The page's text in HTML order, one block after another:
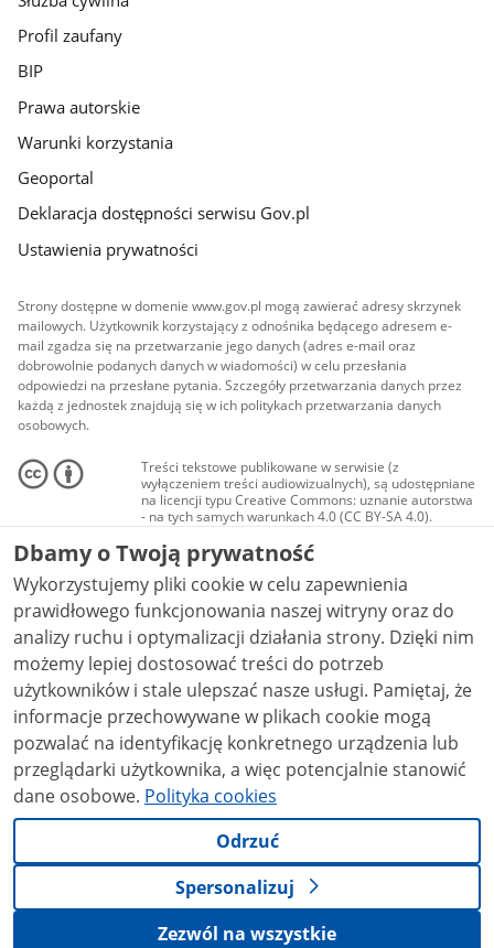
Profil zaufany
BIP
Prawa autorskie
Warunki korzystania
Geoportal
Deklaracja dostępności serwisu Gov.pl
Ustawienia prywatności
Strony dostępne w domenie www.gov.pl mogą zawierać adresy skrzynek
mailowych. Użytkownik korzystający z odnośnika będącego adresem e-
mail zgadza się na przetwarzanie jego danych (adres e-mail oraz
dobrowolnie podanych danych w wiadomości) w celu przesłania
odpowiedzi na przesłane pytania. Szczegóły przetwarzania danych przez
każdą z jednostek znajdują się w ich politykach przetwarzania danych
osobowych.
Treści tekstowe publikowane w serwisie (z
wyłączeniem treści audiowizualnych), są udostępniane
na licencji typu Creative Commons: uznanie autorstwa
- na tych samych warunkach 4.0 (CC BY-SA 4.0).
Materiały audiowizualne, w tym zdjęcia, materiały
audio i wideo, są udostępniane na licencji typu
Creative Commons: uznanie autorstwa użycie
niekomercyjne - bez utworów zależnych 4.0 (CC BY-
NC-ND 4.0), o ile nie jest to stwierdzone inaczej.
Dbamy o Twoją prywatność
Wykorzystujemy pliki cookie w celu zapewnienia
prawidłowego funkcjonowania naszej witryny oraz do
analizy ruchu i optymalizacji działania strony. Dzięki nim
możemy lepiej dostosować treści do potrzeb
użytkowników i stale ulepszać nasze usługi. Pamiętaj, że
informacje przechowywane w plikach cookie mogą
pozwalać na identyfikację konkretnego urządzenia lub
przeglądarki użytkownika, a więc potencjalnie stanowić
dane osobowe. Polityka cookies
Odrzuć
Spersonalizuj
Zezwól na wszystkie